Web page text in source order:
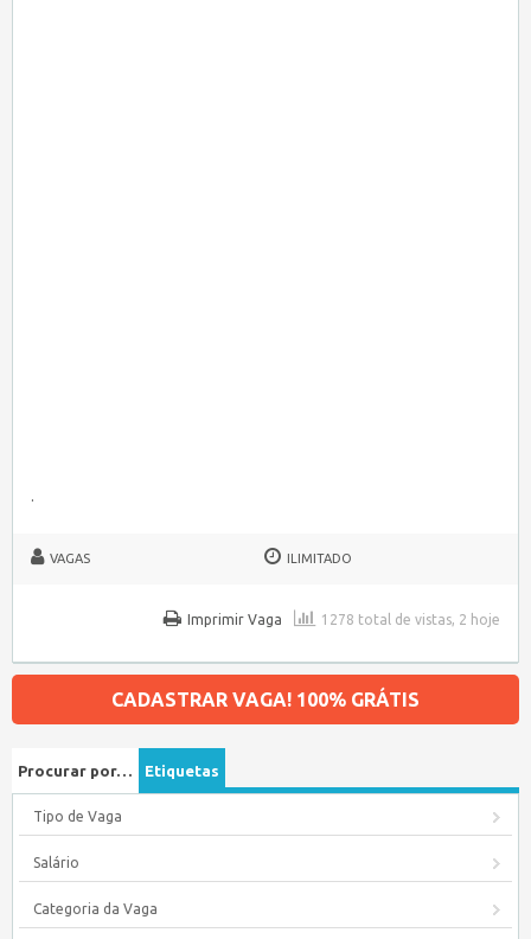
.
VAGAS ILIMITADO
1278 total de vistas, 2 hoje
Imprimir Vaga
CADASTRAR VAGA! 100% GRÁTIS
Procurar por… Etiquetas
Tipo de Vaga
Salário
Categoria da Vaga